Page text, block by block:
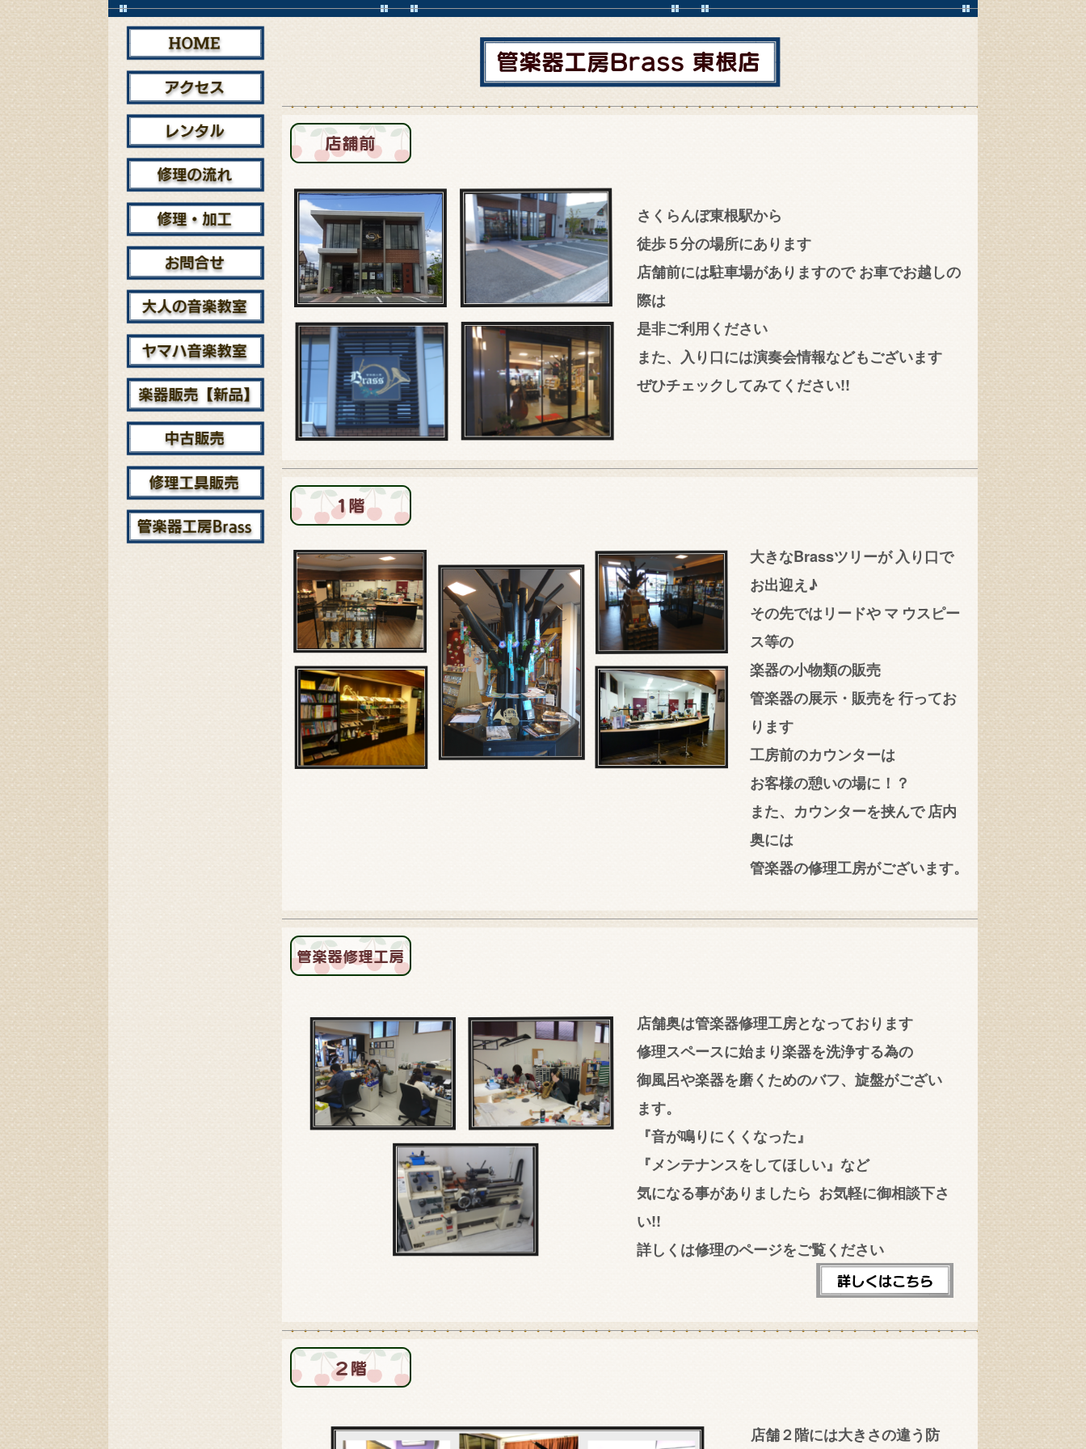
さくらんぼ東根駅から
徒歩５分の場所にあります
店舗前には駐車場がありますので お車でお越しの
際は
是非ご利用ください
また、入り口には演奏会情報などもございます
ぜひチェックしてみてください!!
大きなBrassツリーが 入り口で
お出迎え♪
その先ではリードやマ ウスピー
ス等の
楽器の小物類の販売
管楽器の展示・販売を行ってお
ります
工房前のカウンターは
お客様の憩いの場に！？
また、カウンターを挟んで店内
奥には
管楽器の修理工房がございます。
店舗奥は管楽器修理工房となっております
修理スペースに始まり楽器を洗浄する為の
御風呂や楽器を磨くためのバフ、旋盤がござい
ます。
『音が鳴りにくくなった』
『メンテナンスをしてほしい』など
気になる事がありましたら お気軽に御相談下さ
い!!
詳しくは修理のページをご覧ください
店舗２階には大きさの違う防